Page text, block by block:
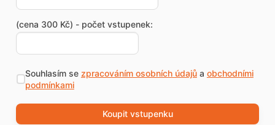
(cena 300 Kč) - počet vstupenek:
Souhlasím se zpracováním osobních údajůa obchodními
podmínkami
Koupit vstupenku